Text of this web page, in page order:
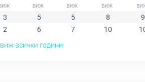
3 5 5 8
9
2 6 7 10
виж всички години